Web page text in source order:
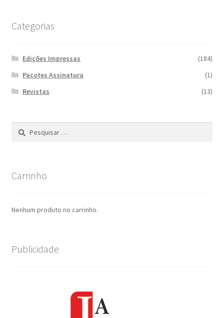
Categorias
Edições Impressas
(184)
Pacotes Assinatura
(1)
Revistas
(13)
Pesquisar
Carrinho
Nenhum produto no carrinho.
Publicidade